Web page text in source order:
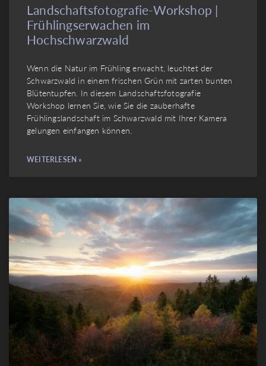
Landschaftsfotografie-Workshop |
Frühlingserwachen im
Hochschwarzwald
Wenn die Natur im Frühling erwacht, leuchtet der
Schwarzwald in einem frischen Grün mit zarten bunten
Blütentupfen. In diesem Landschaftsfotografie
Workshop lernen Sie, wie Sie die zauberhafte
Frühlingslandschaft im Schwarzwald mit Ihrer Kamera
gelungen einfangen können.
WEITERLESEN »